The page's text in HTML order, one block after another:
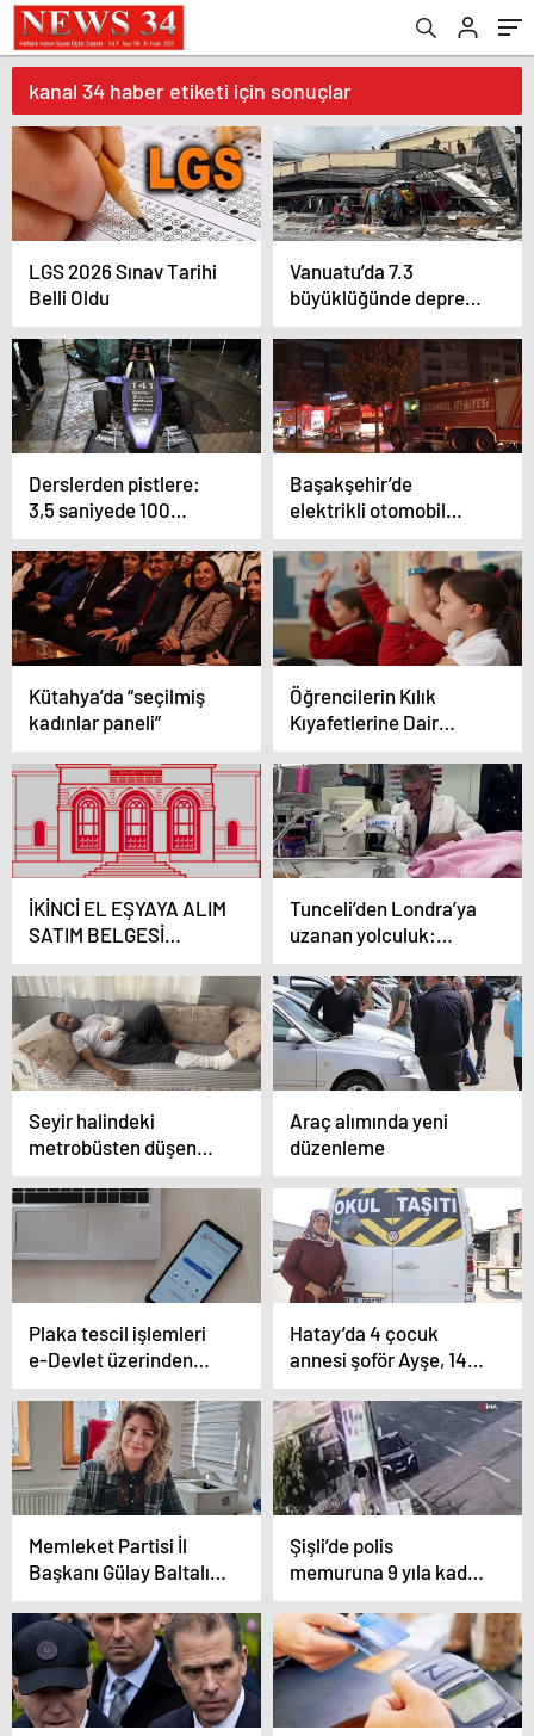
kanal 34 haber etiketi için sonuçlar
LGS 2026 Sınav Tarihi
Belli Oldu
Vanuatu’da 7.3
büyüklüğünde deprem:
1 ölü
Derslerden pistlere:
3,5 saniyede 100
kilometreye ulaşan
araç ürettiler
Başakşehir’de
elektrikli otomobil
yangını: 14 katlı bina
geçici olarak tahliye
edildi
Kütahya’da “seçilmiş
kadınlar paneli”
Öğrencilerin Kılık
Kıyafetlerine Dair
Yönetmelik’te
değişiklik Resmi
Gazete’de
İKİNCİ EL EŞYAYA ALIM
SATIM BELGESİ
ZORUNLULUĞU
Tunceli’den Londra’ya
uzanan yolculuk:
Obama, Trump,
Middleton’u Tuncelili
terzi giydiriyor
Seyir halindeki
metrobüsten düşen
yolcu o anları anlattı
Araç alımında yeni
düzenleme
Plaka tescil işlemleri
e-Devlet üzerinden
yapılabilecek
Hatay’da 4 çocuk
annesi şoför Ayşe, 14
yıldır direksiyon
sallayarak ekmek
parasını kazanıyor
Memleket Partisi İl
Başkanı Gülay Baltalık:
“Özel grupların
toplumda var
olduklarının bilincinde
olmalıyız”
Şişli’de polis
memuruna 9 yıla kadar
hapis talebi